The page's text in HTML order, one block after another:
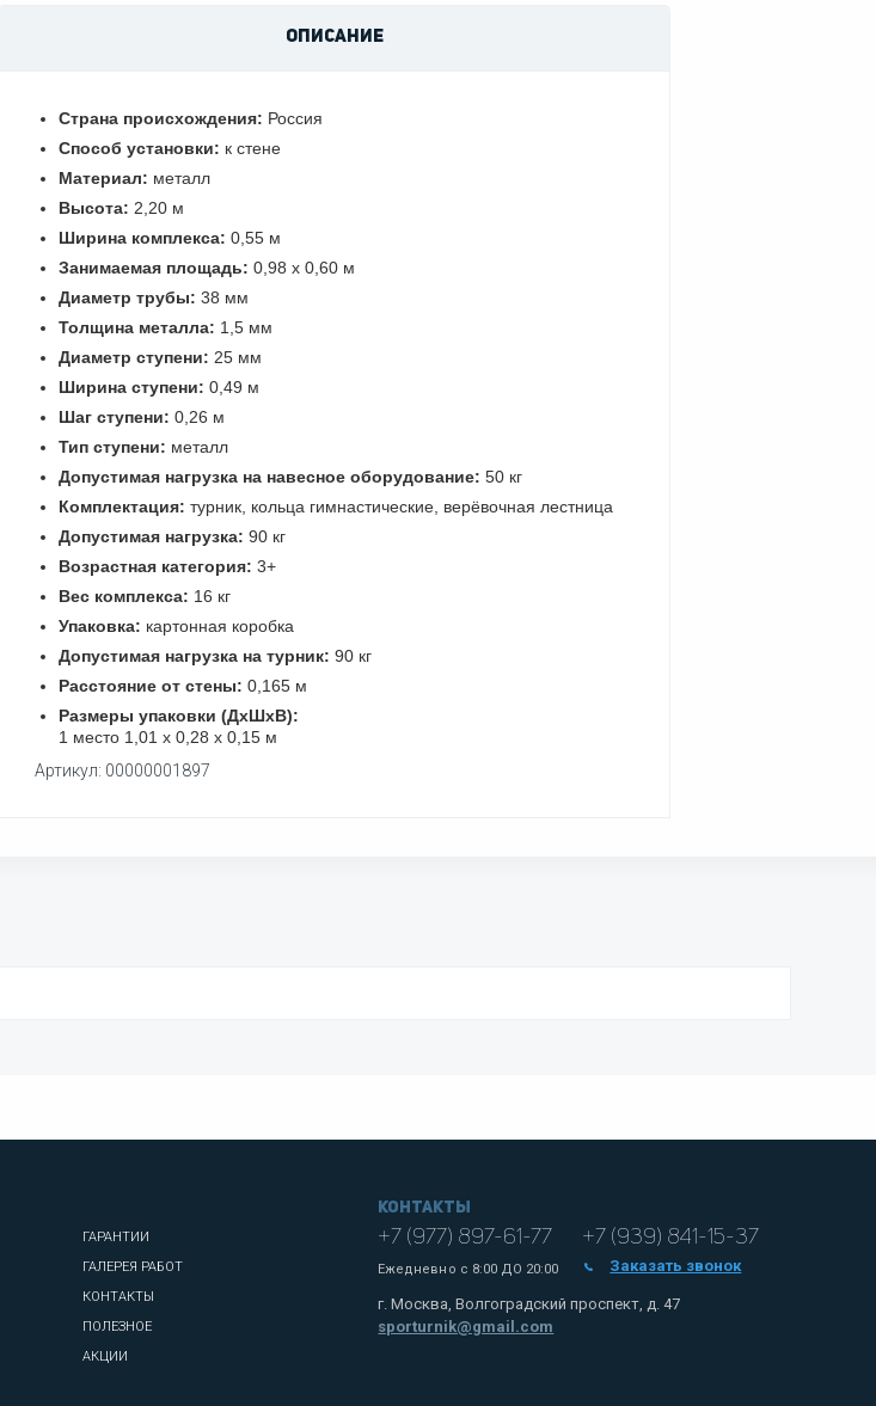
ОПИСАНИЕ
Страна происхождения: Россия
Способ установки: к стене
Материал: металл
Высота: 2,20 м
Ширина комплекса: 0,55 м
Занимаемая площадь: 0,98 х 0,60 м
Диаметр трубы: 38 мм
Толщина металла: 1,5 мм
Диаметр ступени: 25 мм
Ширина ступени: 0,49 м
Шаг ступени: 0,26 м
Тип ступени: металл
Допустимая нагрузка на навесное оборудование: 50 кг
Комплектация: турник, кольца гимнастические, верёвочная лестница
Допустимая нагрузка: 90 кг
Возрастная категория: 3+
Вес комплекса: 16 кг
Упаковка: картонная коробка
Допустимая нагрузка на турник: 90 кг
Расстояние от стены: 0,165 м
Размеры упаковки (ДхШхВ):
1 место 1,01 х 0,28 х 0,15 м
Артикул: 00000001897
ГАРАНТИИ
ГАЛЕРЕЯ РАБОТ
КОНТАКТЫ
ПОЛЕЗНОЕ
АКЦИИ
Контакты
+7 (977) 897-61-77
Ежедневно с 8:00 ДО 20:00
+7 (939) 841-15-37
Заказать звонок
г. Москва, Волгоградский проспект, д. 47
sporturnik@gmail.com